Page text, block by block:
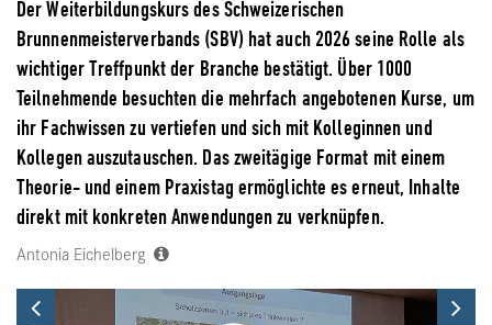
Der Weiterbildungskurs des Schweizerischen
Brunnenmeisterverbands (SBV) hat auch 2026 seine Rolle als
wichtiger Treffpunkt der Branche bestätigt. Über 1000
Teilnehmende besuchten die mehrfach angebotenen Kurse, um
ihr Fachwissen zu vertiefen und sich mit Kolleginnen und
Kollegen auszutauschen. Das zweitägige Format mit einem
Theorie- und einem Praxistag ermöglichte es erneut, Inhalte
direkt mit konkreten Anwendungen zu verknüpfen.
Antonia Eichelberg
Previous